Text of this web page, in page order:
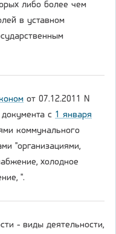
либо более чем
в уставном
от 07.12.2011 N
с 1 января
коммунального
"организациями,
холодное
".
- виды деятельности,